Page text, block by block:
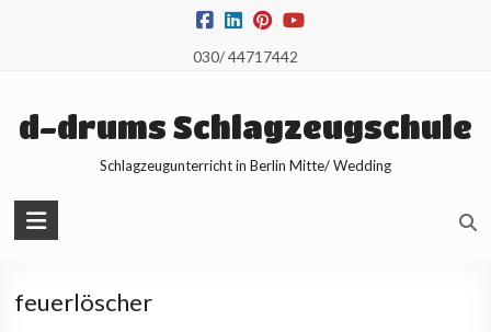
030/ 44717442
d-drums Schlagzeugschule
Schlagzeugunterricht in Berlin Mitte/ Wedding
feuerlöscher